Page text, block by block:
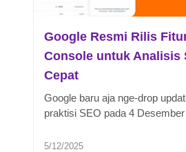
Google Resmi Rilis
Console untuk Analisis
Cepat
Google baru aja nge-drop
praktisi SEO pada 4
5/12/2025